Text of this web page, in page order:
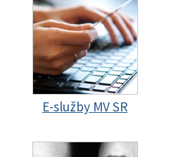
E-služby MV SR